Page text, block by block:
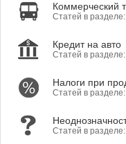
Коммерческий
Статей в
Кредит на авто
Статей в
Налоги при
Статей в разделе:
Статей в разделе: